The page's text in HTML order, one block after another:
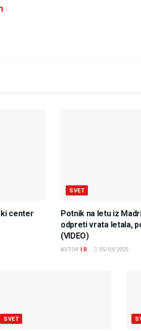
center
SVET
Potnik na letu iz
odpreti vrata letala,
(VIDEO)
AVTOR I.R. 05/03/2025
SVET